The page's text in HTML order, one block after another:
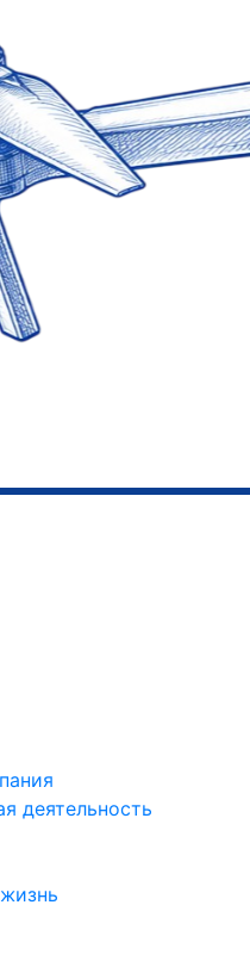
деятельность